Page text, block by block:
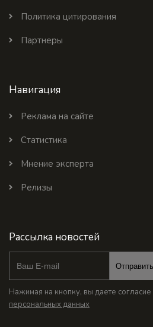
Политика цитирования
Партнеры
Навигация
Реклама на сайте
Статистика
Мнение эксперта
Релизы
Рассылка новостей
Отправить
Нажимая на кнопку, вы даете
персональных данных